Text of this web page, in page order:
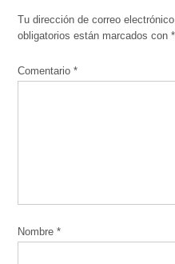
Tu dirección de correo
obligatorios están marcados con*
Comentario*
Nombre*